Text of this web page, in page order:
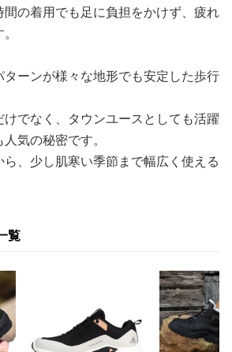
の着用でも足に負担をかけず、疲れ
ーンが様々な地形でも安定した歩行
でなく、タウンユースとしても活躍
気の秘密です。
、少し肌寒い季節まで幅広く使える
覧